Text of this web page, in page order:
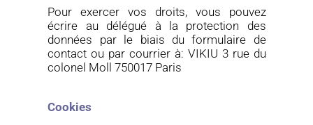
Pour exercer vos droits, vous pouvez
écrire au délégué à la protection des
données par le biais du formulaire de
contact ou par courrier à: VIKIU 3 rue du
colonel Moll 750017 Paris
Cookies